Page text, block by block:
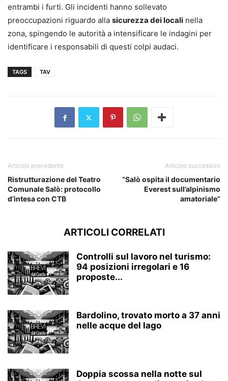
entrambi i furti. Gli incidenti hanno sollevato
preoccupazioni riguardo alla sicurezza dei locali nella
zona, spingendo le autorità a intensificare le indagini per
identificare i responsabili di questi colpi audaci.
TAGS TAV
Articolo precedente
Ristrutturazione del Teatro
Comunale Salò: protocollo
d’intesa con CTB
Articolo successivo
“Salò ospita il documentario
Everest sull’alpinismo
amatoriale”
ARTICOLI CORRELATI
Controlli sul lavoro nel turismo:
94 posizioni irregolari e 16
proposte...
Bardolino, trovato morto a 37 anni
nelle acque del lago
Doppia scossa nella notte sul